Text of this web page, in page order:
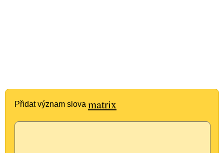
Přidat význam slova matrix